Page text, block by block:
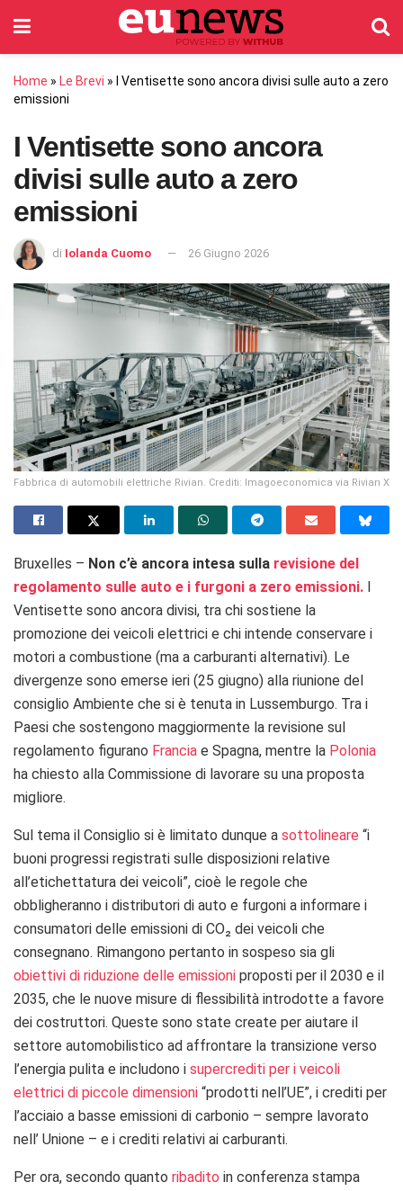
Home » Le Brevi »
I Ventisette sono ancora divisi sulle auto a zero
emissioni
I Ventisette sono ancora
divisi sulle auto a zero
emissioni
di Iolanda Cuomo 26 Giugno 2026
Fabbrica di automobili elettriche Rivian. Crediti: Imagoeconomica via Rivian X
Bruxelles – Non c’è ancora intesa sulla revisione del
regolamento sulle auto e i furgoni a zero emissioni.
Ventisette sono ancora divisi, tra chi sostiene la
promozione dei veicoli elettrici e chi intende conservare i
motori a combustione (ma a carburanti alternativi). Le
divergenze sono emerse ieri (25 giugno) alla riunione del
consiglio Ambiente che si è tenuta in Lussemburgo. Tra i
Paesi che sostengono maggiormente la revisione sul
regolamento figurano Francia e Spagna, mentre la Polonia
ha chiesto alla Commissione di lavorare su una proposta
migliore.
Sul tema il Consiglio si è limitato dunque a sottolineare “i
buoni progressi registrati sulle disposizioni relative
all’etichettatura dei veicoli”, cioè le regole che
obbligheranno i distributori di auto e furgoni a informare i
consumatori delle emissioni di CO₂ dei veicoli che
consegnano. Rimangono pertanto in sospeso sia gli
obiettivi di riduzione delle emissioni proposti per il 2030 e il
2035, che le nuove misure di flessibilità introdotte a favore
dei costruttori. Queste sono state create per aiutare il
settore automobilistico ad affrontare la transizione verso
l’energia pulita e includono i supercrediti per i veicoli
elettrici di piccole dimensioni “prodotti nell’UE”, i crediti per
l’acciaio a basse emissioni di carbonio – sempre lavorato
nell’ Unione – e i crediti relativi ai carburanti.
Per ora, secondo quanto ribadito in conferenza stampa